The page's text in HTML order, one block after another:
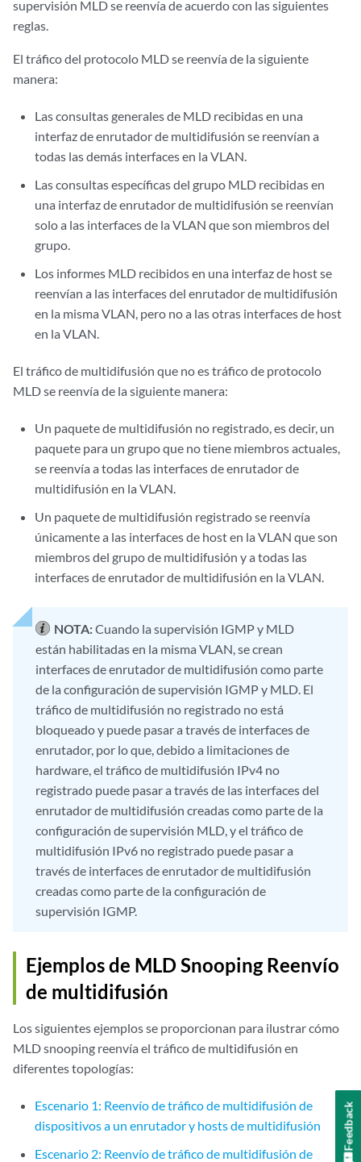
supervisión MLD se reenvía de acuerdo con las siguientes
reglas.
El tráfico del protocolo MLD se reenvía de la siguiente
manera:
Las consultas generales de MLD recibidas en una
interfaz de enrutador de multidifusión se reenvían a
todas las demás interfaces en la VLAN.
Las consultas específicas del grupo MLD recibidas en
una interfaz de enrutador de multidifusión se reenvían
solo a las interfaces de la VLAN que son miembros del
grupo.
Los informes MLD recibidos en una interfaz de host se
reenvían a las interfaces del enrutador de multidifusión
en la misma VLAN, pero no a las otras interfaces de host
en la VLAN.
El tráfico de multidifusión que no es tráfico de protocolo
MLD se reenvía de la siguiente manera:
Un paquete de multidifusión no registrado, es decir, un
paquete para un grupo que no tiene miembros actuales,
se reenvía a todas las interfaces de enrutador de
multidifusión en la VLAN.
Un paquete de multidifusión registrado se reenvía
únicamente a las interfaces de host en la VLAN que son
miembros del grupo de multidifusión y a todas las
interfaces de enrutador de multidifusión en la VLAN.
NOTA:Cuando la supervisión IGMP y MLD
están habilitadas en la misma VLAN, se crean
interfaces de enrutador de multidifusión como parte
de la configuración de supervisión IGMP y MLD. El
tráfico de multidifusión no registrado no está
bloqueado y puede pasar a través de interfaces de
enrutador, por lo que, debido a limitaciones de
hardware, el tráfico de multidifusión IPv4 no
registrado puede pasar a través de las interfaces del
enrutador de multidifusión creadas como parte de la
configuración de supervisión MLD, y el tráfico de
multidifusión IPv6 no registrado puede pasar a
través de interfaces de enrutador de multidifusión
creadas como parte de la configuración de
supervisión IGMP.
Ejemplos de MLD Snooping Reenvío
de multidifusión
Los siguientes ejemplos se proporcionan para ilustrar cómo
MLD snooping reenvía el tráfico de multidifusión en
diferentes topologías:
Escenario 1: Reenvío de tráfico de multidifusión de
dispositivos a un enrutador y hosts de multidifusión
Escenario 2: Reenvío de tráfico de multidifusión de
Feedback